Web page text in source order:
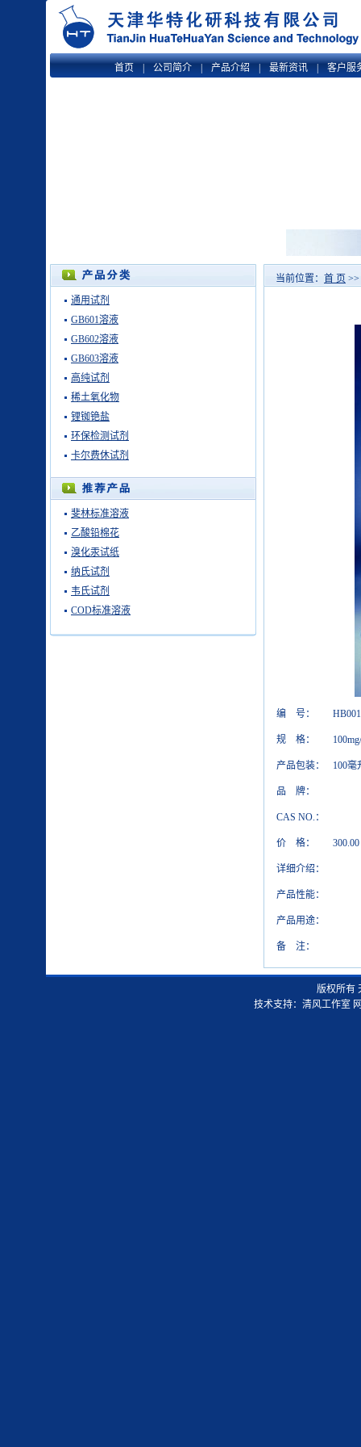
首页 公司简介 产品介绍 最新资讯 客户服
通用试剂
GB601溶液
GB602溶液
GB603溶液
高纯试剂
稀土氧化物
锂铷铯盐
环保检测试剂
卡尔费休试剂
斐林标准溶液
乙酸铅棉花
溴化汞试纸
纳氏试剂
韦氏试剂
COD标准溶液
当前位置： 首 页 >>
编 号： HB001
规 格：
产品包装： 100毫
品 牌：
CAS NO.：
价 格： 300.00
详细介绍：
产品性能：
产品用途：
备 注：
版权所有
技术支持： 清风工作室